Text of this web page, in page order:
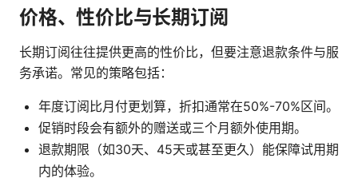
价格、性价比与长期订阅
长期订阅往往提供更高的性价比，但要注意退款条件与服
务承诺。常见的策略包括：
年度订阅比月付更划算，折扣通常在50%-70%区间。
促销时段会有额外的赠送或三个月额外使用期。
退款期限（如30天、45天或甚至更久）能保障试用期
内的体验。